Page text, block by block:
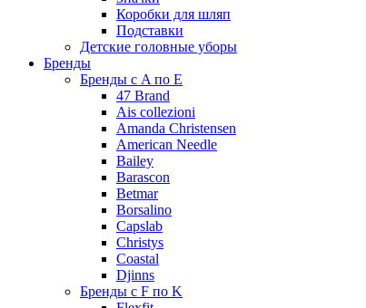
Коробки для шляп
Подставки
Детские головные уборы
Бренды
Бренды с A по E
47 Brand
Ais collezioni
Amanda Christensen
American Needle
Bailey
Barascon
Betmar
Borsalino
Capslab
Christys
Coastal
Djinns
Бренды с F по K